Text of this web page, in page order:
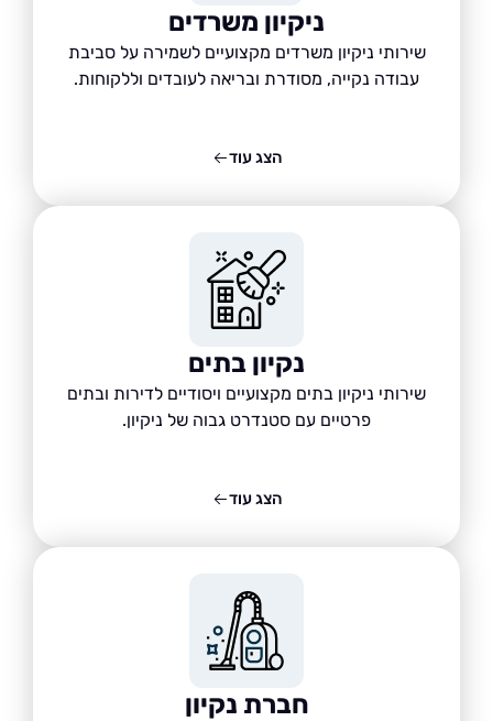
ניקיון משרדים
שירותי ניקיון משרדים מקצועיים לשמירה על סביבת
עבודה נקייה, מסודרת ובריאה לעובדים וללקוחות.
נקיון בתים
שירותי ניקיון בתים מקצועיים ויסודיים לדירות ובתים
פרטיים עם סטנדרט גבוה של ניקיון.
חברת נקיון